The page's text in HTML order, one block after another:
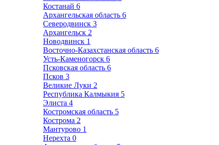
Костанай 6
Архангельская область 6
Северодвинск 3
Архангельск 2
Новодвинск 1
Восточно-Казахстанская область 6
Усть-Каменогорск 6
Псковская область 6
Псков 3
Великие Луки 2
Республика Калмыкия 5
Элиста 4
Костромская область 5
Кострома 2
Мантурово 1
Нерехта 0